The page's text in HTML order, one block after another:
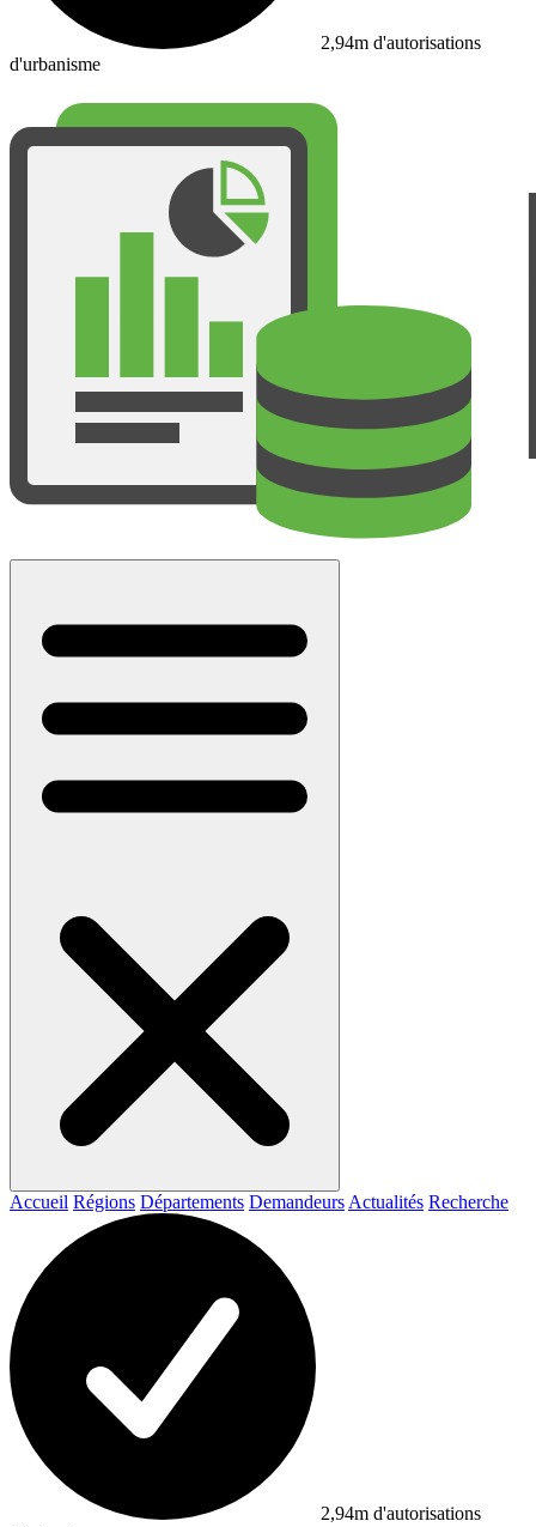
2,94m d'autorisations
d'urbanisme
Accueil Régions Départements Demandeurs Actualités Recherche
2,94m d'autorisations